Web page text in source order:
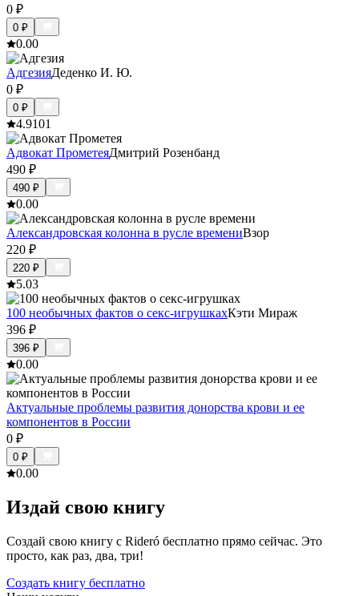
0 ₽
0 ₽
0.00
АдгезияДеденко И. Ю.
0 ₽
0 ₽
4.9101
Адвокат ПрометеяДмитрий Розенбанд
490 ₽
490 ₽
0.00
Александровская колонна в русле времениВзор
220 ₽
220 ₽
5.03
100 необычных фактов о секс-игрушкахКэти Мираж
396 ₽
396 ₽
0.00
Актуальные проблемы развития донорства крови и ее
компонентов в России
0 ₽
0 ₽
0.00
Издай свою книгу
Создай свою книгу с Rideró бесплатно прямо сейчас. Это
просто, как раз, два, три!
Создать книгу бесплатно